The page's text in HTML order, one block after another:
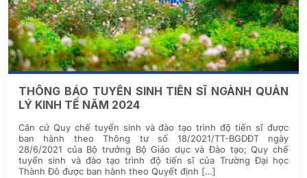
THÔNG BÁO TUYỂN SINH TIẾN SĨ NGÀNH QUẢN
LÝ KINH TẾ NĂM 2024
Căn cứ Quy chế tuyển sinh và đào tạo trình độ tiến sĩ được
ban hành theo Thông tư số 18/2021/TT-BGDĐT ngày
28/6/2021 của Bộ trưởng Bộ Giáo dục và Đào tạo; Quy chế
tuyển sinh và đào tạo trình độ tiến sĩ của Trường Đại học
Thành Đô được ban hành theo Quyết định […]